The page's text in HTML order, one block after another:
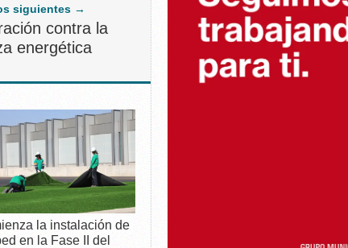
siguientes →
contra la
energética
la instalación de
en la Fase II del